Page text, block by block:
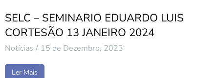
SELC – SEMINARIO EDUARDO LUIS
CORTESÃO 13 JANEIRO 2024
Notícias 15 de Dezembro, 2023
Ler Mais